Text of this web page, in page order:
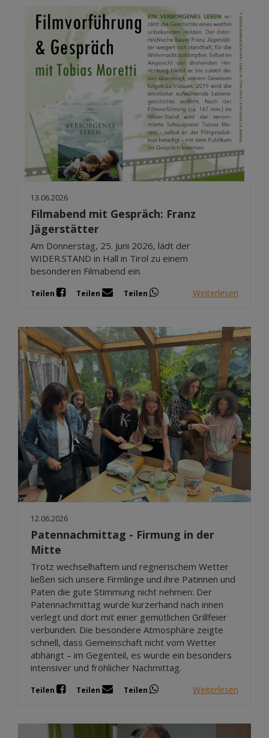
13.06.2026
Filmabend mit Gespräch: Franz
Jägerstätter
Am Donnerstag, 25. Juni 2026, lädt der
WIDER.STAND in Hall in Tirol zu einem
besonderen Filmabend ein.
Teilen Teilen Teilen Weiterlesen
12.06.2026
Patennachmittag - Firmung in der
Mitte
Trotz wechselhaftem und regnerischem Wetter
ließen sich unsere Firmlinge und ihre Patinnen und
Paten die gute Stimmung nicht nehmen: Der
Patennachmittag wurde kurzerhand nach innen
verlegt und dort mit einer gemütlichen Grillfeier
verbunden. Die besondere Atmosphäre zeigte
schnell, dass Gemeinschaft nicht vom Wetter
abhängt – im Gegenteil, es wurde ein besonders
intensiver und fröhlicher Nachmittag.
Teilen Teilen Teilen Weiterlesen